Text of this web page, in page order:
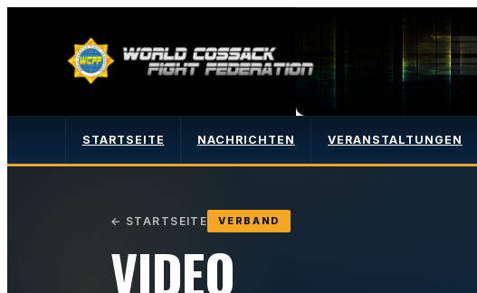
STARTSEITE NACHRICHTEN VERANSTALTUNGEN
← STARTSEITE VERBAND
VIDEO